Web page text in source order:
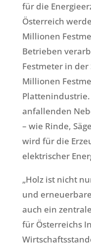
für die
Österreich
Millionen
Betrieben
Festmeter in
Millionen
anfallenden
– wie Rinde,
wird für die
elektrischer
„Holz ist nicht
und
auch ein
für Österreichs